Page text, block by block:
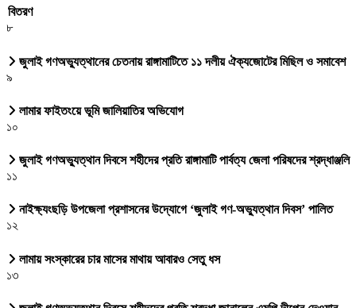
বিতরণ
৮
জুলাই গণঅভ্যুত্থানের চেতনায় রাঙ্গামাটিতে ১১ দলীয় ঐক্যজোটের মিছিল ও সমাবেশ
৯
লামার ফাইতংয়ে ভূমি জালিয়াতির অভিযোগ
১০
জুলাই গণঅভ্যুত্থান দিবসে শহীদের প্রতি রাঙ্গামাটি পার্বত্য জেলা পরিষদের শ্রদ্ধাঞ্জলি
১১
নাইক্ষ্যংছড়ি উপজেলা প্রশাসনের উদ্যোগে ‘জুলাই গণ-অভ্যুত্থান দিবস’ পালিত
১২
লামায় সংস্কারের চার মাসের মাথায় আবারও সেতু ধস
১৩